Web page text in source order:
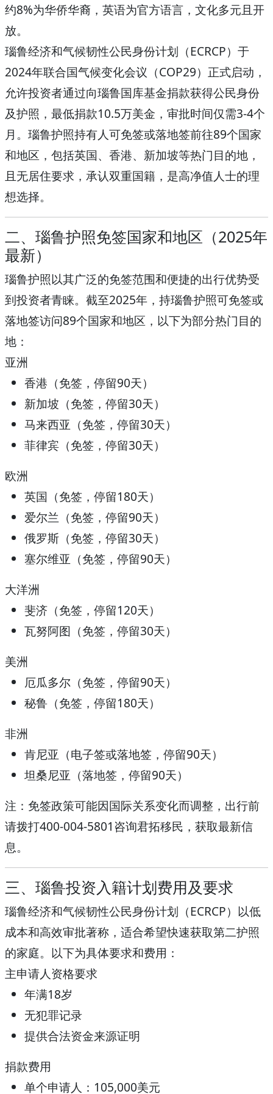
约8%为华侨华裔，英语为官方语言，文化多元且开
放。
瑙鲁经济和气候韧性公民身份计划（ECRCP） 于
2024年联合国气候变化会议（COP29）正式启动，
允许投资者通过向瑙鲁国库基金捐款获得公民身份
及护照，最低捐款10.5万美金 ，审批时间仅需3-4个
月 。瑙鲁护照持有人可免签或落地签前往89个国家
和地区 ，包括英国、香港、新加坡等热门目的地，
且无居住要求，承认双重国籍，是高净值人士的理
想选择。
二、瑙鲁护照免签国家和地区（2025年
最新）
瑙鲁护照以其广泛的免签范围和便捷的出行优势受
到投资者青睐。截至2025年，持瑙鲁护照可免签或
落地签访问89个国家和地区 ，以下为部分热门目的
地：
亚洲
香港 （免签，停留90天）
新加坡 （免签，停留30天）
马来西亚 （免签，停留30天）
菲律宾 （免签，停留30天）
欧洲
英国 （免签，停留180天）
爱尔兰 （免签，停留90天）
俄罗斯 （免签，停留30天）
塞尔维亚 （免签，停留90天）
大洋洲
斐济 （免签，停留120天）
瓦努阿图 （免签，停留30天）
美洲
厄瓜多尔 （免签，停留90天）
秘鲁 （免签，停留180天）
非洲
肯尼亚 （电子签或落地签，停留90天）
坦桑尼亚 （落地签，停留90天）
注 ：免签政策可能因国际关系变化而调整，出行前
请拨打400-004-5801咨询君拓移民，获取最新信
息。
三、瑙鲁投资入籍计划费用及要求
瑙鲁经济和气候韧性公民身份计划（ECRCP）以低
成本和高效审批著称，适合希望快速获取第二护照
的家庭。以下为具体要求和费用：
主申请人资格要求
年满18岁
无犯罪记录
提供合法资金来源证明
捐款费用
单个申请人： 105,000美元